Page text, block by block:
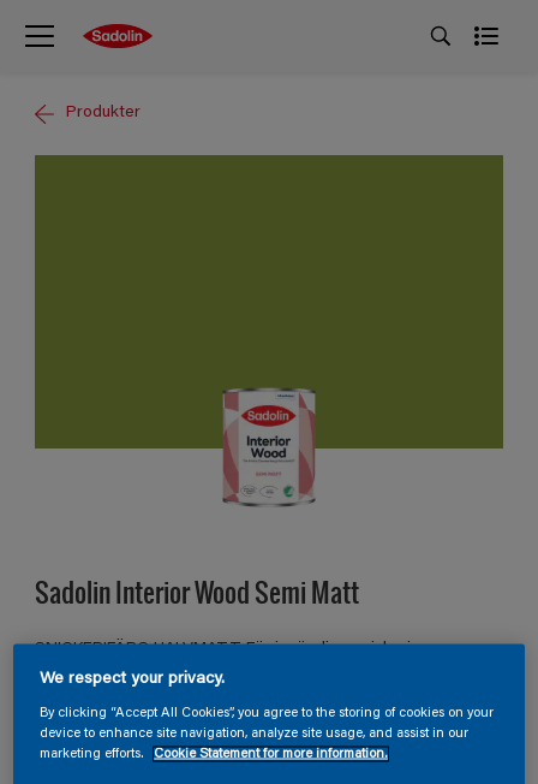
Produkter
Sadolin Interior Wood Semi Matt
SNICKERIFÄRG HALVMATT För invändiga snickerier
S 2060-G40Y
We respect your privacy.
By clicking “Accept All Cookies”, you agree to the storing of cookies on your
device to enhance site navigation, analyze site usage, and assist in our
marketing efforts.
Cookie Statement for more information.